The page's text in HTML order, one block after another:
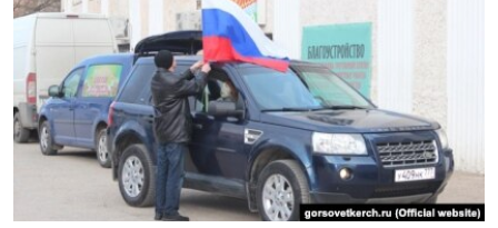
ВСЕ ЗА ДЕНЬ
СПЕЦПРОЕКТИ
ДЕПОРТАЦІЯ
ВІДЕОУРОКИ «ELIFBE»
СВІДЧЕННЯ ОКУПАЦІЇ
УКРАЇНСЬКА ПРОБЛЕМА КРИМУ
ЯК ОБІЙТИ БЛОКУВАННЯ
Русский